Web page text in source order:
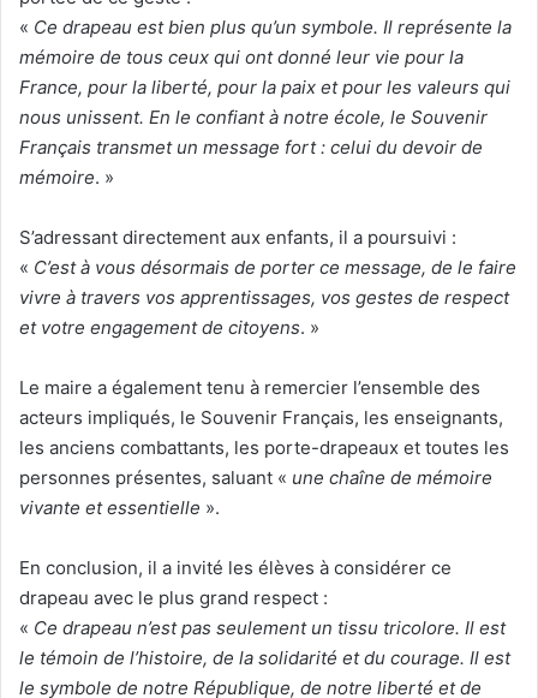
« Ce drapeau est bien plus qu’un symbole. Il représente la
mémoire de tous ceux qui ont donné leur vie pour la
France, pour la liberté, pour la paix et pour les valeurs qui
nous unissent. En le confiant à notre école, le Souvenir
Français transmet un message fort : celui du devoir de
mémoire. »
S’adressant directement aux enfants, il a poursuivi :
« C’est à vous désormais de porter ce message, de le faire
vivre à travers vos apprentissages, vos gestes de respect
et votre engagement de citoyens. »
Le maire a également tenu à remercier l’ensemble des
acteurs impliqués, le Souvenir Français, les enseignants,
les anciens combattants, les porte-drapeaux et toutes les
personnes présentes, saluant « une chaîne de mémoire
vivante et essentielle ».
En conclusion, il a invité les élèves à considérer ce
drapeau avec le plus grand respect :
« Ce drapeau n’est pas seulement un tissu tricolore. Il est
le témoin de l’histoire, de la solidarité et du courage. Il est
le symbole de notre République, de notre liberté et de